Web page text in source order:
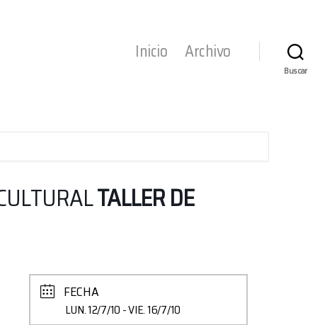
Inicio Archivo
Buscar
TALLER DE
FECHA
LUN. 12/7/10 - VIE. 16/7/10